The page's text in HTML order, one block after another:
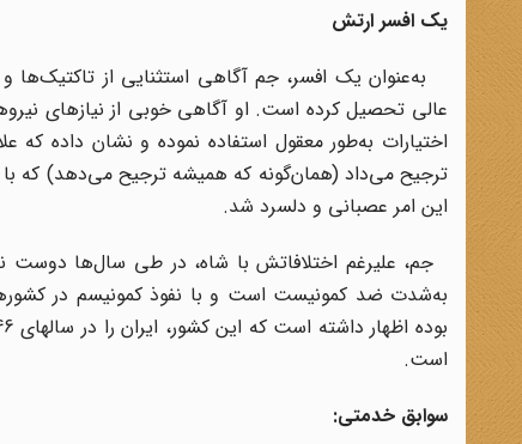
یک افسر ارتش
به‌عنوان یک افسر، جم آگاهى استثنایى از
عالى تحصیل کرده است. او آگاهى خوبى از نیازهاى
اختیارات به‌طور معقول استفاده نموده و نشان داده
ترجیح مى‌داد (همان‌گونه که همیشه ترجیح مى‌دهد) که با
این امر عصبانى و دلسرد شد.
جم، علیرغم اختلافاتش با شاه، در طى سال‌ها دوست
به‌شدت ضد کمونیست است و با نفوذ کمونیسم در
است.
سوابق خدمتى: